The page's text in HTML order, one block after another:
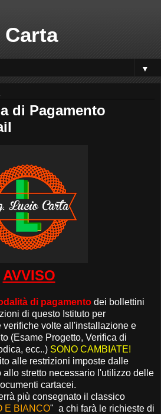
▼
di Pagamento
AVVISO
di pagamento dei bollettini
di questo Istituto per
verifiche volte all'installazione e
(Esame Progetto, Verifica di
ecc..) SONO CAMBIATE!
alle restrizioni imposte dalle
allo stretto necessario l'utilizzo delle
cartacei.
più consegnato il classico
E BIANCO" a chi farà le richieste di